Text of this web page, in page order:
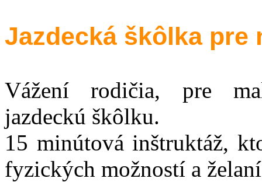
Jazdecká škôlka pre
Vážení rodičia, pre
jazdeckú škôlku.
15 minútová inštruktáž,
fyzických možností a